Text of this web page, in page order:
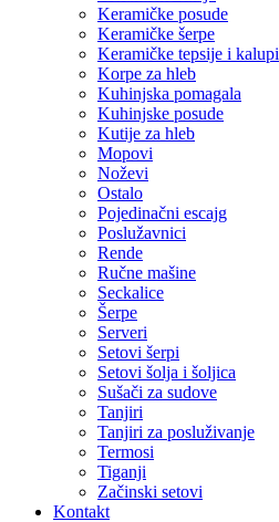
Keramičke posude
Keramičke šerpe
Keramičke tepsije i kalupi
Korpe za hleb
Kuhinjska pomagala
Kuhinjske posude
Kutije za hleb
Mopovi
Noževi
Ostalo
Pojedinačni escajg
Poslužavnici
Rende
Ručne mašine
Seckalice
Šerpe
Serveri
Setovi šerpi
Setovi šolja i šoljica
Sušači za sudove
Tanjiri
Tanjiri za posluživanje
Termosi
Tiganji
Začinski setovi
Kontakt